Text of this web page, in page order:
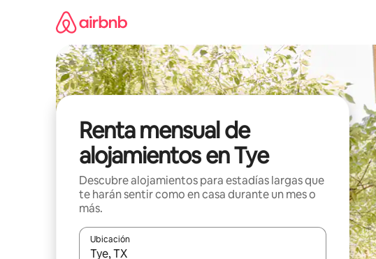
Renta mensual de
alojamientos en Tye
Descubre alojamientos para estadías largas que
te harán sentir como en casa durante un mes o
más.
Ubicación
Cuando los resultados estén disponibles, navega con las